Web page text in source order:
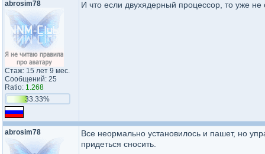
abrosim78
Стаж: 15 лет 9 мес.
Сообщений: 25
Ratio: 1.268
33.33%
И что если двухядерный процессор, то уже не
abrosim78
Все неормально установилось и пашет, но
придеться сносить.